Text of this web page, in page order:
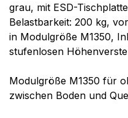
grau, mit ESD-
Belastbarkeit: 200 kg,
in Modulgröße M1350,
stufenlosen
Modulgröße M1350 für
zwischen Boden und